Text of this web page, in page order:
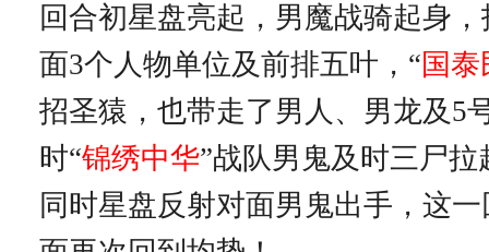
回合初星盘亮起，男魔战骑起身
面3个人物单位及前排五叶，“国
招圣猿，也带走了男人、男龙及5
时“锦绣中华”战队男鬼及时三尸
同时星盘反射对面男鬼出手，这